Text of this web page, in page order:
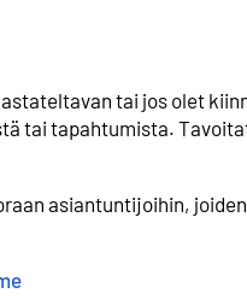
tai jos olet
tai tapahtumista.
asiantuntijoihin,